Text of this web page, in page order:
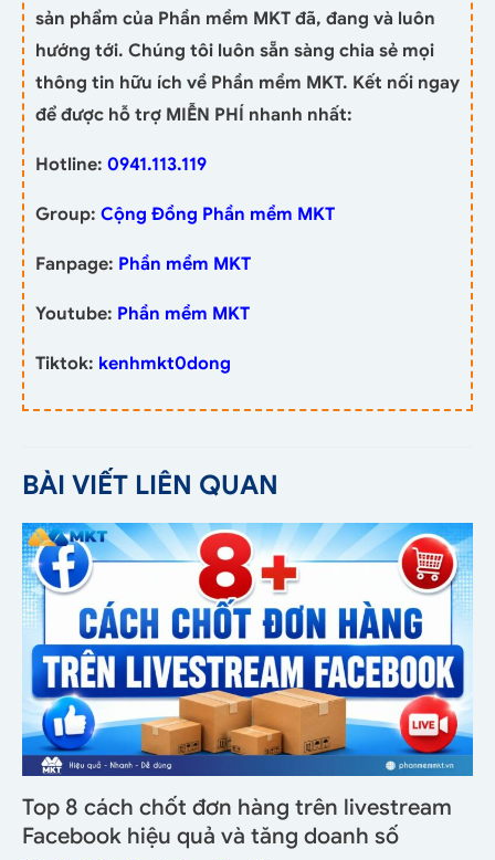
sản phẩm của Phần mềm MKT đã, đang và luôn
hướng tới. Chúng tôi luôn sẵn sàng chia sẻ mọi
thông tin hữu ích về Phần mềm MKT. Kết nối ngay
để được hỗ trợ MIỄN PHÍ nhanh nhất:
Hotline: 0941.113.119
Group: Cộng Đồng Phần mềm MKT
Fanpage: Phần mềm MKT
Youtube: Phần mềm MKT
Tiktok: kenhmkt0dong
BÀI VIẾT LIÊN QUAN
Top 8 cách chốt đơn hàng trên livestream
Facebook hiệu quả và tăng doanh số